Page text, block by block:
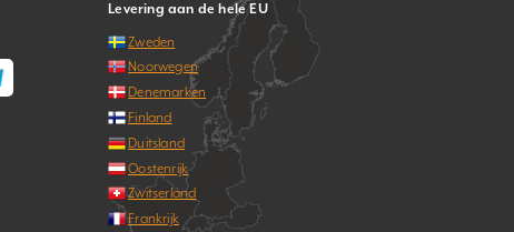
Levering aan de hele EU
Zweden
Noorwegen
Denemarken
Finland
Duitsland
Oostenrijk
Zwitserland
Frankrijk